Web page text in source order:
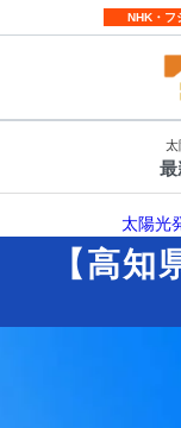
NHK・フ
太
最
太陽光
【高